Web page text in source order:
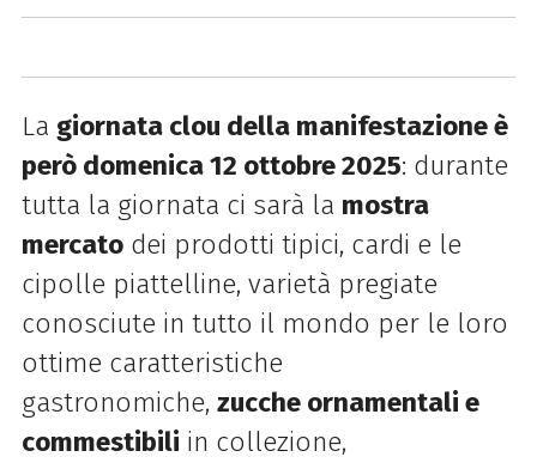
La giornata clou della manifestazione è
però domenica 12 ottobre 2025: durante
tutta la giornata ci sarà la mostra
mercatodei prodotti tipici, cardi e le
cipolle piattelline, varietà pregiate
conosciute in tutto il mondo per le loro
ottime caratteristiche
gastronomiche, zucche ornamentali e
commestibili in collezione,